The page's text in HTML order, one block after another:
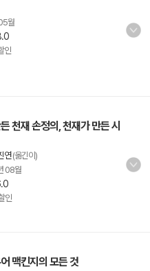
월
인
천재 손정의, 천재가 만든 시
연(옮긴이)
08월
인
맥킨지의 모든 것